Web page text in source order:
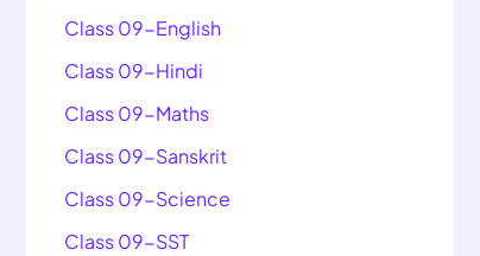
Class 09-English
Class 09-Hindi
Class 09-Maths
Class 09-Sanskrit
Class 09-Science
Class 09-SST